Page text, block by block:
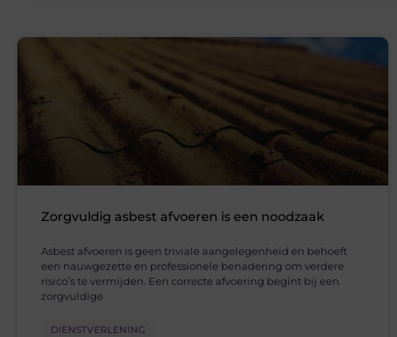
Zorgvuldig asbest afvoeren is een noodzaak
Asbest afvoeren is geen triviale aangelegenheid en behoeft
een nauwgezette en professionele benadering om verdere
risico’s te vermijden. Een correcte afvoering begint bij een
zorgvuldige
DIENSTVERLENING